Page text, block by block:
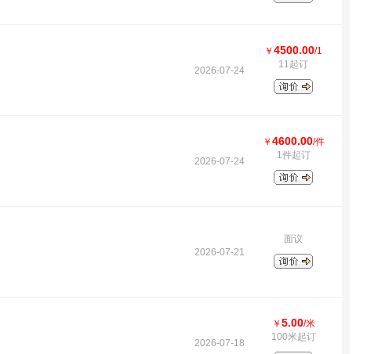
2026-07-24
￥ 4500.00/1
11起订
2026-07-24
￥ 4600.00/件
1件起订
2026-07-21
面议
2026-07-18
￥ 5.00/米
100米起订